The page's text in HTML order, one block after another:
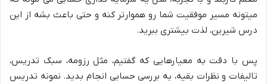
میتونه مسیر موفقیت شما رو هموارتر کنه و حتی باعث بشه از این
درس شیرین، لذت بیشتری ببرید.
پس با دقت به معیارهایی که گفتیم، مثل رزومه، سبک تدریس،
تالیفات و نظرات بقیه، یه بررسی حسابی انجام بدید. نمونه تدریس